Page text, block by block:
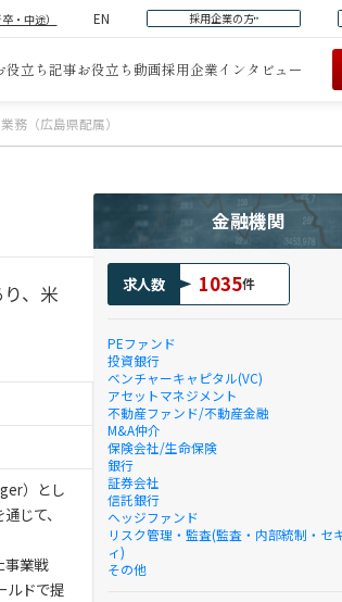
・中途） EN 採用企業の方
役立ち記事お役立ち動画採用企業インタビュー
務（広島県配属）
、米
）とし
じて、
事業戦
ルドで提
金融機関
求人数 1035件
PEファンド
投資銀行
ベンチャーキャピタル(VC)
アセットマネジメント
不動産ファンド/不動産金融
M&A仲介
保険会社/生命保険
銀行
証券会社
信託銀行
ヘッジファンド
リスク管理・監査(監査・内部統制・セ
ィ)
その他